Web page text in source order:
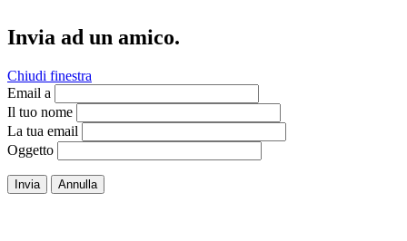
Invia ad un amico.
Chiudi finestra
Email a
Il tuo nome
La tua email
Oggetto
Invia Annulla